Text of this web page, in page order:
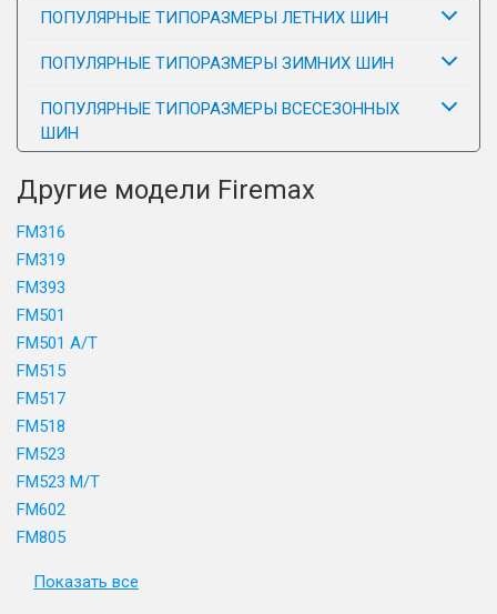
ПОПУЛЯРНЫЕ ТИПОРАЗМЕРЫ ЛЕТНИХ ШИН
ПОПУЛЯРНЫЕ ТИПОРАЗМЕРЫ ЗИМНИХ ШИН
ПОПУЛЯРНЫЕ ТИПОРАЗМЕРЫ ВСЕСЕЗОННЫХ
ШИН
Другие модели Firemax
FM316
FM319
FM393
FM501
FM501 A/T
FM515
FM517
FM518
FM523
FM523 M/T
FM602
FM805
Показать все